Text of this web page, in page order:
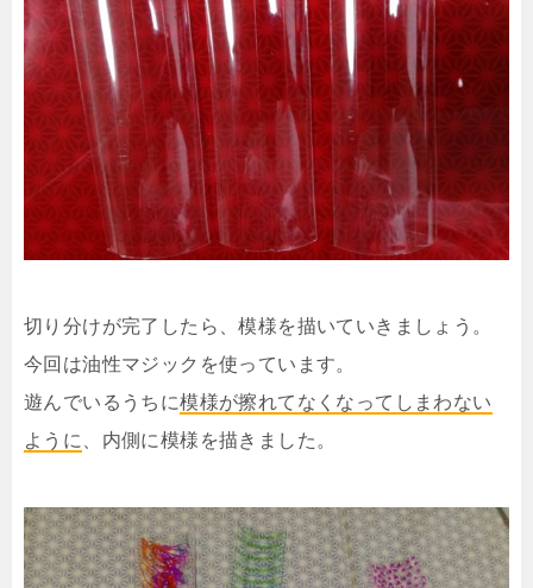
切り分けが完了したら、模様を描いていきましょう。
今回は油性マジックを使っています。
遊んでいるうちに模様が擦れてなくなってしまわない
ように
、内側に模様を描きました。